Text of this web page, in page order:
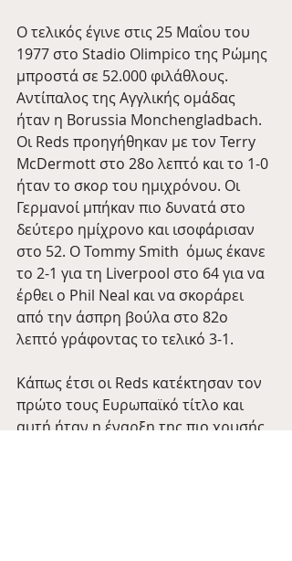
Ο τελικός έγινε στις 25 Μαΐου του
1977 στο Stadio Olimpico της Ρώμης
μπροστά σε 52.000 φιλάθλους.
Αντίπαλος της Αγγλικής ομάδας
ήταν η Borussia Monchengladbach.
Οι Reds προηγήθηκαν με τον Terry
McDermott στο 28ο λεπτό και το 1-0
ήταν το σκορ του ημιχρόνου. Οι
Γερμανοί μπήκαν πιο δυνατά στο
δεύτερο ημίχρονο και ισοφάρισαν
στο 52. Ο Tommy Smith  όμως έκανε
το 2-1 για τη Liverpool στο 64 για να
έρθει ο Phil Neal και να σκοράρει
από την άσπρη βούλα στο 82ο
λεπτό γράφοντας το τελικό 3-1.
Κάπως έτσι οι Reds κατέκτησαν τον
πρώτο τους Ευρωπαϊκό τίτλο και
αυτή ήταν η έναρξη της πιο χρυσής